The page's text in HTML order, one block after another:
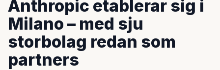
Anthropic etablerar sig i
Milano – med sju
storbolag redan som
partners